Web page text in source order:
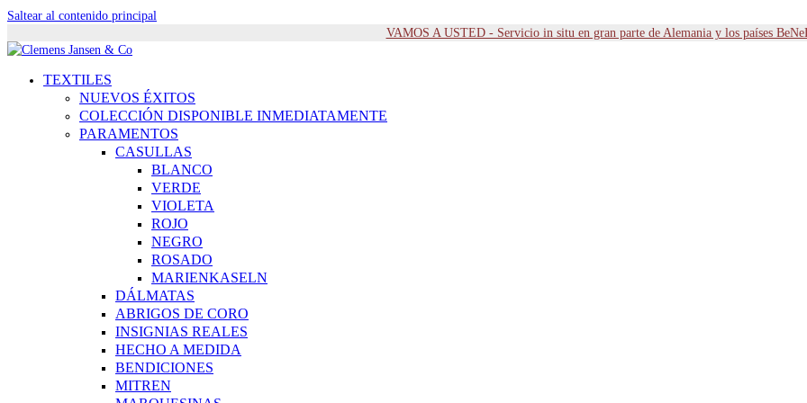
Saltear al contenido principal
VAMOS A USTED - Servicio in situ en gran parte de Alemania y los países
TEXTILES
NUEVOS ÉXITOS
COLECCIÓN DISPONIBLE INMEDIATAMENTE
PARAMENTOS
CASULLAS
BLANCO
VERDE
VIOLETA
ROJO
NEGRO
ROSADO
MARIENKASELN
DÁLMATAS
ABRIGOS DE CORO
INSIGNIAS REALES
HECHO A MEDIDA
BENDICIONES
MITREN